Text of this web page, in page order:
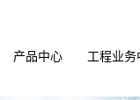
产品中心 工程业务